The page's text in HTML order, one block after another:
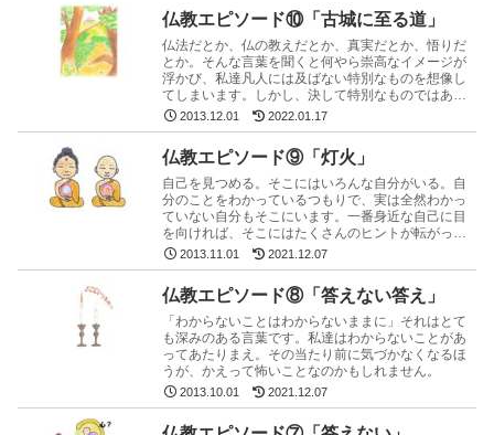
仏教エピソード⑩「古城に至る道」
仏法だとか、仏の教えだとか、真実だとか、悟りだ
とか。そんな言葉を聞くと何やら崇高なイメージが
浮かび、私達凡人には及ばない特別なものを想像し
てしまいます。しかし、決して特別なものではあり
ません。それはもともとあったもの。
2013.12.01 2022.01.17
仏教エピソード⑨「灯火」
自己を見つめる。そこにはいろんな自分がいる。自
分のことをわかっているつもりで、実は全然わかっ
ていない自分もそこにいます。一番身近な自己に目
を向ければ、そこにはたくさんのヒントが転がって
います。
2013.11.01 2021.12.07
仏教エピソード⑧「答えない答え」
「わからないことはわからないままに」それはとて
も深みのある言葉です。私達はわからないことがあ
ってあたりまえ。その当たり前に気づかなくなるほ
うが、かえって怖いことなのかもしれません。
2013.10.01 2021.12.07